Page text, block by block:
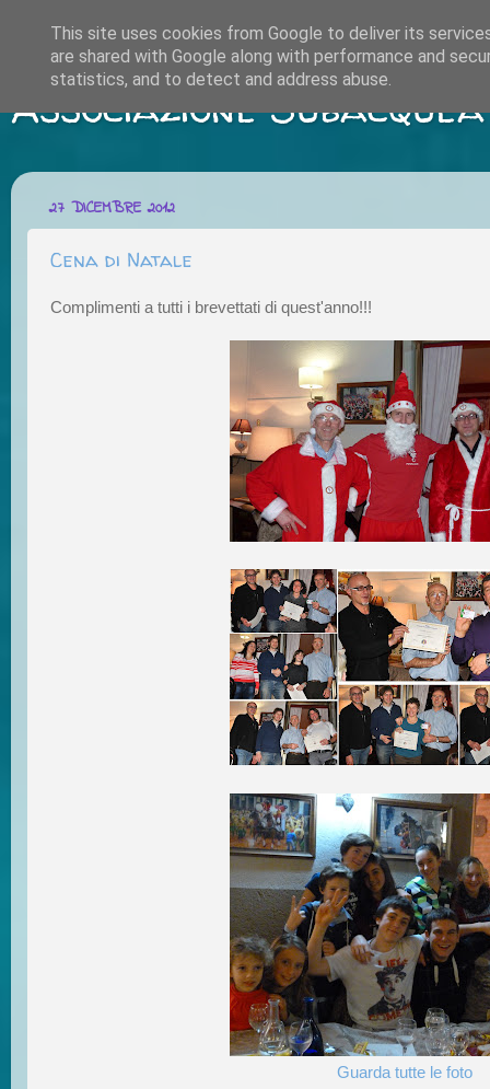
Associazione
27 DICEMBRE 2012
Cena di Natale
Complimenti a tutti i brevettati di quest'anno!!!
Guarda tutte le foto
This site uses cookies from Google to deliver its
are shared with Google along with performance and
statistics, and to detect and address abuse.